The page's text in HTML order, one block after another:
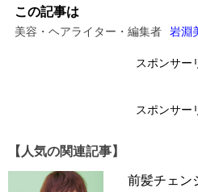
この記事は
美容・ヘアライター・編集者 岩淵
スポンサー
スポンサー
【人気の関連記事】
前髪チェン